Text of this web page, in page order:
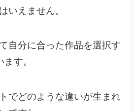
いえません。
自分に合った作品を選択す
す。
でどのような違いが生まれ